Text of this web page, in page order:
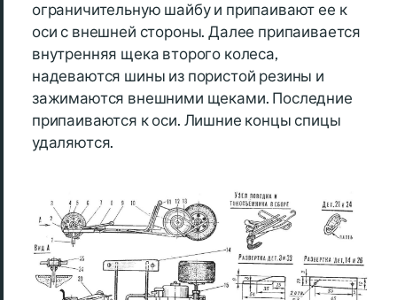
ограничительную шайбу и припаивают ее к
оси с внешней стороны. Далее припаивается
внутренняя щека второго колеса,
надеваются шины из пористой резины и
зажимаются внешними щеками. Последние
припаиваются к оси. Лишние концы спицы
удаляются.